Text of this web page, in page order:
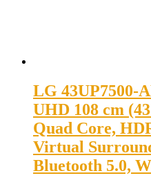
LG 43UP7500-
UHD 108 cm
Quad Core,
Virtual
Bluetooth 5.0,